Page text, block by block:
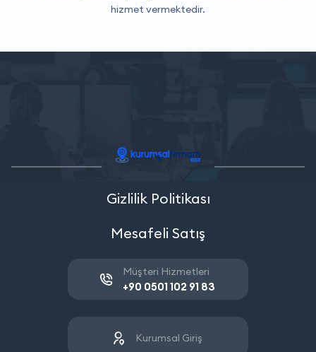
hizmet vermektedir.
Gizlilik Politikası
Mesafeli Satış
Müşteri Hizmetleri
+90 0501 102 91 83
Kurumsal Giriş